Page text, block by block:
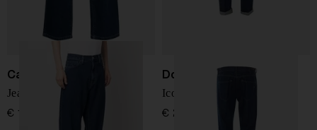
Carhartt WIP
Jeans in denim Landon
€ 100,00
Dondup
Icon Relax Tapered Jeans
€ 215,00